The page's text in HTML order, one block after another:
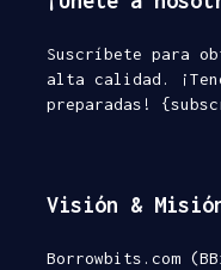
Suscríbete para
alta calidad.
preparadas!
Visión &
Borrowbits.com